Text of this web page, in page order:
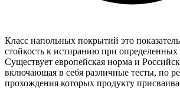
Класс напольных покрытий это
стойкость к истиранию при определенных
Существует европейская норма и
включающая в себя различные тесты, по
прохождения которых продукту